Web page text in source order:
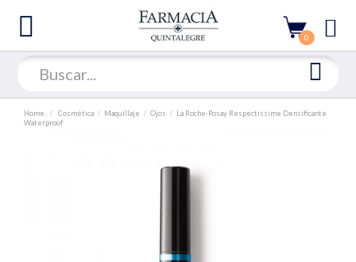
0
Home Cosmética Maquillaje Ojos
La Roche-Posay Respectissime Densificante
Waterproof